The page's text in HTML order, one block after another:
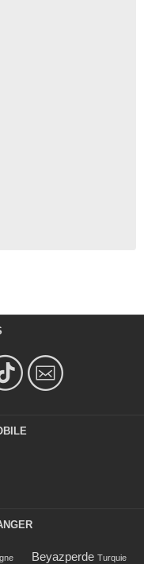
Beyazperde Turquie